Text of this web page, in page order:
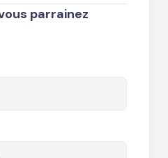
parrainez